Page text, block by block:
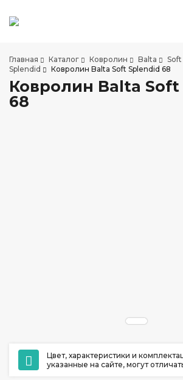
АКЦИИ И СКИДКИ
О КОМПАНИИ
НАШИ МАГАЗИНЫ
Главная Каталог Ковролин Balta
Soft
Splendid
Ковролин Balta Soft Splendid 68
Ковролин Balta Soft
68
Цвет, характеристики и
указанные на сайте, могут